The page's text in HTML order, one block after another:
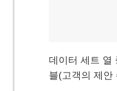
데이터 세트 열
블(고객의 제안